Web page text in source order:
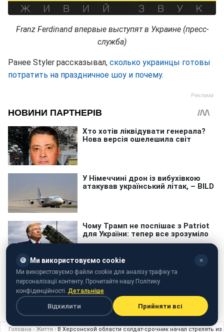
Franz Ferdinand впервые выступят в Украине (пресс-
служба)
Ранее Styler рассказывал, сколько украинцы готовы
потратить на праздничное шоу и почему.
Інтелектуальна власність
Головна › Життя › В Херсонской области солдат-срочник начал стрелять
🍪 Ми використовуємо cookie ✕
Ми використовуємо файли cookie для аналізу трафіку та
персоналізації контенту. Прочитайте нашу Політику
конфіденційності. Детальніше
Відхилити Прийняти всі